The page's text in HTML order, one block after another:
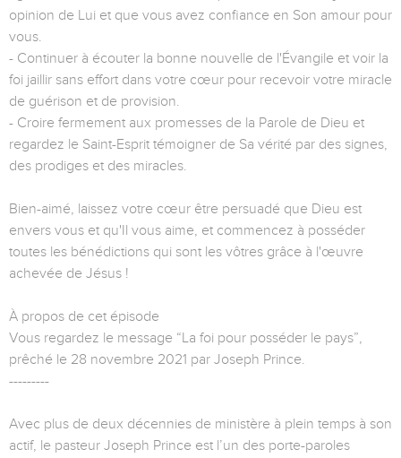
opinion de Lui et que vous avez confiance en Son amour pour
vous.
- Continuer à écouter la bonne nouvelle de l'Évangile et voir la
foi jaillir sans effort dans votre cœur pour recevoir votre miracle
de guérison et de provision.
- Croire fermement aux promesses de la Parole de Dieu et
regardez le Saint-Esprit témoigner de Sa vérité par des signes,
des prodiges et des miracles.
Bien-aimé, laissez votre cœur être persuadé que Dieu est
envers vous et qu'Il vous aime, et commencez à posséder
toutes les bénédictions qui sont les vôtres grâce à l'œuvre
achevée de Jésus !
À propos de cet épisode
Vous regardez le message “La foi pour posséder le pays”,
prêché le 28 novembre 2021 par Joseph Prince.
---------
Avec plus de deux décennies de ministère à plein temps à son
actif, le pasteur Joseph Prince est l’un des porte-paroles